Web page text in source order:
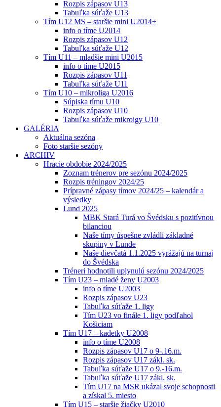
Rozpis zápasov U13
Tabuľka súťaže U13
Tím U12 MS – staršie mini U2014+
info o tíme U2014
Rozpis zápasov U12
Tabuľka súťaže U12
Tím U11 – mladšie mini U2015
info o tíme U2015
Rozpis zápasov U11
Tabuľka súťaže U11
Tím U10 – mikroliga U2016
Súpiska tímu U10
Rozpis zápasov U10
Tabuľka súťaže mikroigy U10
GALÉRIA
Aktuálna sezóna
Foto staršie sezóny
ARCHIV
Hracie obdobie 2024/2025
Zoznam trénerov pre sezónu 2024/2025
Rozpis tréningov 2024/25
Prípravné zápasy tímov 2024/25 – kalendár a
výsledky
Lund 2025
MBK Stará Turá vo Švédsku s pozitívnou
bilanciou
Naše tímy úspešne zvládli základné
skupiny v Lunde
Naše dievčatá 1.1.2025 vyrážajú na turnaj
do Švédska
Tréneri hodnotili uplynulú sezónu 2024/2025
Tím U23 – mladé ženy U2003
info o tíme U2003
Rozpis zápasov U23
Tabuľka súťaže 1. ligy
Tím U23 vo finále 1. ligy podľahol
Košiciam
Tím U17 – kadetky U2008
info o tíme U2008
Rozpis zápasov U17 o 9-.16.m.
Rozpis zápasov U17 zákl. sk.
Tabuľka súťaže U17 o 9.-16.m.
Tabuľka súťaže U17 zákl. sk.
Tím U17 na MSR ukázal svoje schopnosti
a získal 5. miesto
Tím U15 – staršie žiačky U2010